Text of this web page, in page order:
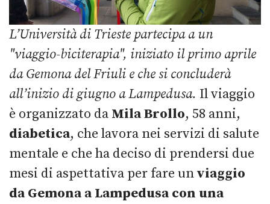
L’Università di Trieste partecipa a un
"viaggio-biciterapia", iniziato il primo aprile
da Gemona del Friuli e che si concluderà
all’inizio di giugno a Lampedusa. Il viaggio
è organizzato da Mila Brollo, 58 anni,
diabetica, che lavora nei servizi di salute
mentale e che ha deciso di prendersi due
mesi di aspettativa per fare unviaggio
da Gemona a Lampedusa con una